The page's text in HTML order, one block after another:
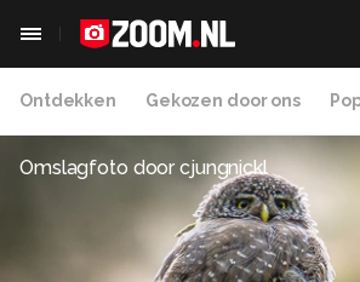
Ontdekken Gekozen door ons
Omslagfoto doorcjungnickl